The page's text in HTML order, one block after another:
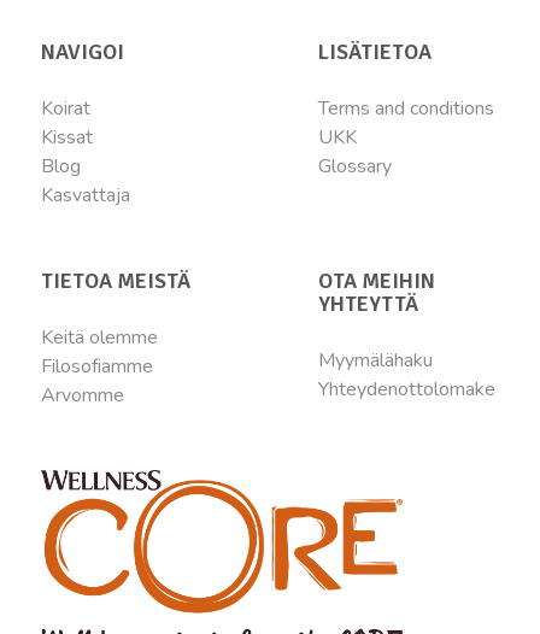
NAVIGOI
Koirat
Kissat
Blog
Kasvattaja
LISÄTIETOA
Terms and conditions
UKK
Glossary
TIETOA MEISTÄ
Keitä olemme
Filosofiamme
Arvomme
OTA MEIHIN
YHTEYTTÄ
Myymälähaku
Yhteydenottolomake